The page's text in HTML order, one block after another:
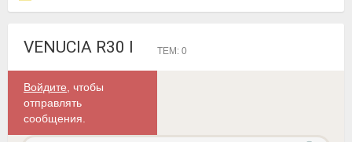
VENUCIA R30 I ТЕМ: 0
Войдите , чтобы
отправлять
сообщения.